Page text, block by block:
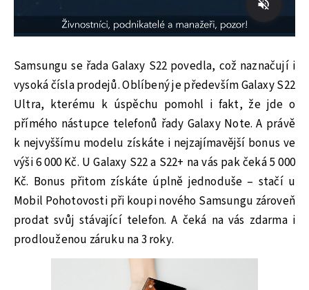
Samsungu se řada Galaxy S22 povedla, což naznačují i
vysoká čísla prodejů. Oblíbený je především Galaxy S22
Ultra, kterému k úspěchu pomohl i fakt, že jde o
přímého nástupce telefonů řady Galaxy Note. A právě
k nejvyššímu modelu získáte i nejzajímavější bonus ve
výši 6 000 Kč. U Galaxy S22 a S22+ na vás pak čeká 5 000
Kč. Bonus přitom získáte úplně jednoduše – stačí u
Mobil Pohotovosti při koupi nového Samsungu zároveň
prodat svůj stávající telefon. A čeká na vás zdarma i
prodlouženou záruku na 3 roky.